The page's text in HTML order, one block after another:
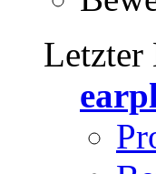
Letzter